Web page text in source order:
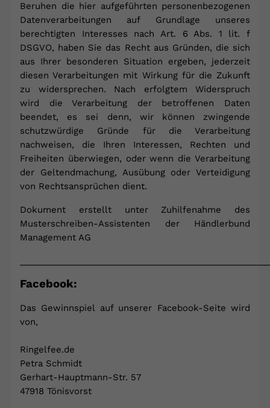
Beruhen die hier aufgeführten personenbezogenen
Datenverarbeitungen auf Grundlage unseres
berechtigten Interesses nach Art. 6 Abs. 1 lit. f
DSGVO, haben Sie das Recht aus Gründen, die sich
aus Ihrer besonderen Situation ergeben, jederzeit
diesen Verarbeitungen mit Wirkung für die Zukunft
zu widersprechen. Nach erfolgtem Widerspruch
wird die Verarbeitung der betroffenen Daten
beendet, es sei denn, wir können zwingende
schutzwürdige Gründe für die Verarbeitung
nachweisen, die Ihren Interessen, Rechten und
Freiheiten überwiegen, oder wenn die Verarbeitung
der Geltendmachung, Ausübung oder Verteidigung
von Rechtsansprüchen dient.
Dokument erstellt unter Zuhilfenahme des
Musterschreiben-Assistenten der Händlerbund
Management AG
Facebook:
Das Gewinnspiel auf unserer Facebook-Seite wird
von,
Ringelfee.de
Petra Schmidt
Gerhart-Hauptmann-Str. 57
47918 Tönisvorst